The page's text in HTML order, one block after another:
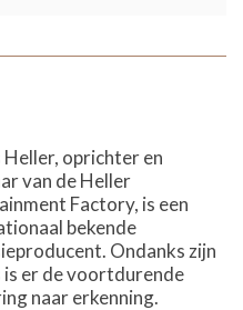
Heller, oprichter en
van de Heller
Factory, is een
bekende
Ondanks zijn
is er de voortdurende
naar erkenning.